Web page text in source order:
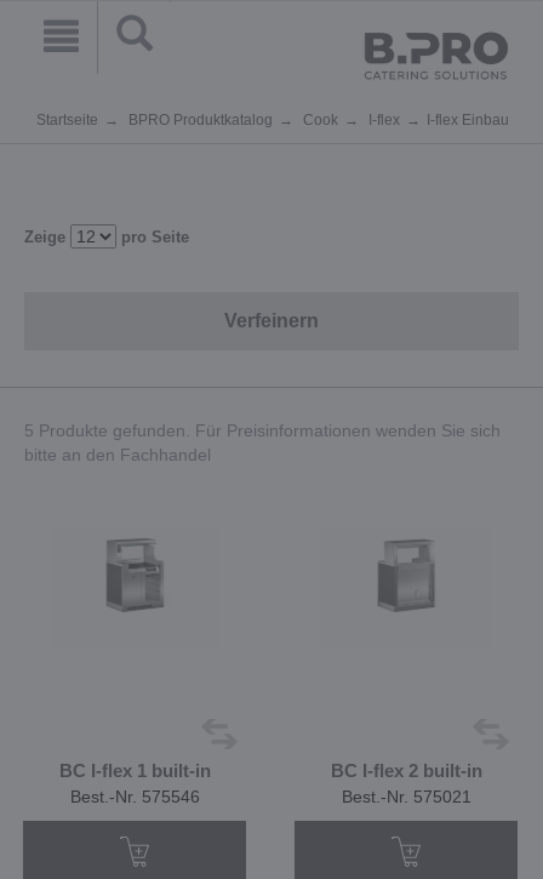
Startseite BPRO Produktkatalog Cook I-flex I-flex Einbau
Zeige pro Seite
Verfeinern
5 Produkte gefunden. Für Preisinformationen wenden Sie sich
bitte an den Fachhandel
BC I-flex 1 built-in
Best.-Nr. 575546
BC I-flex 2 built-in
Best.-Nr. 575021